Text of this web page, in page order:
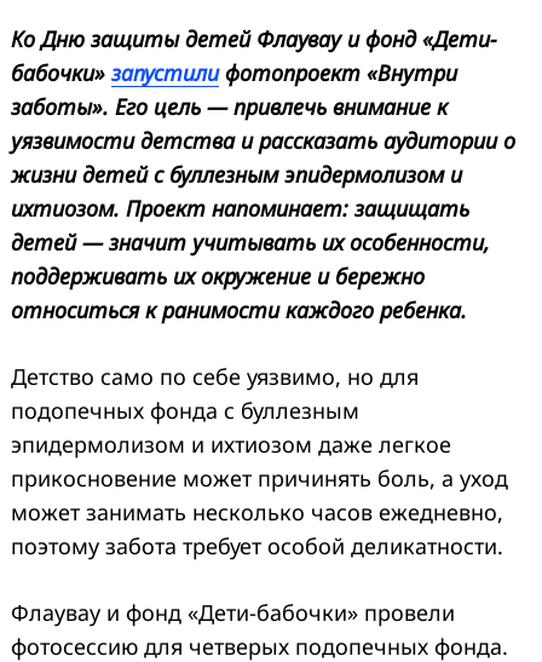
Ко Дню защиты детей Флаувау и фонд «Дети-
бабочки» запустилифотопроект «Внутри
заботы». Его цель — привлечь внимание к
уязвимости детства и рассказать аудитории о
жизни детей с буллезным эпидермолизом и
ихтиозом. Проект напоминает: защищать
детей — значит учитывать их особенности,
поддерживать их окружение и бережно
относиться к ранимости каждого ребенка.
Детство само по себе уязвимо, но для
подопечных фонда с буллезным
эпидермолизом и ихтиозом даже легкое
прикосновение может причинять боль, а уход
может занимать несколько часов ежедневно,
поэтому забота требует особой деликатности.
Флаувау и фонд «Дети-бабочки» провели
фотосессию для четверых подопечных фонда.